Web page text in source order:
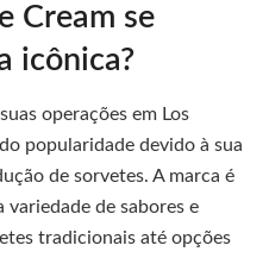
Cream se
icônica?
operações em Los
popularidade devido à sua
de sorvetes. A marca é
de sabores e
tradicionais até opções